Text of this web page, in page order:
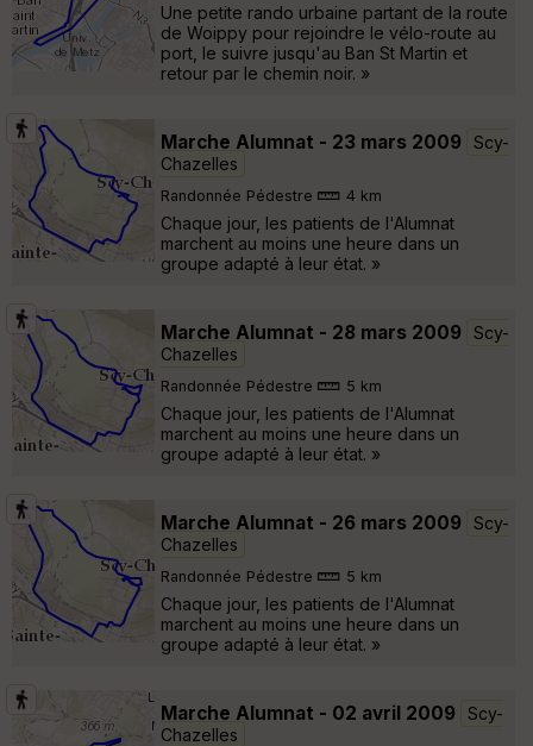
Une petite rando urbaine partant de la route
de Woippy pour rejoindre le vélo-route au
port, le suivre jusqu'au Ban St Martin et
retour par le chemin noir. »
Marche Alumnat - 23 mars 2009
Scy-
Chazelles
Randonnée Pédestre 4 km
Chaque jour, les patients de l'Alumnat
marchent au moins une heure dans un
groupe adapté à leur état. »
Marche Alumnat - 28 mars 2009
Scy-
Chazelles
Randonnée Pédestre 5 km
Chaque jour, les patients de l'Alumnat
marchent au moins une heure dans un
groupe adapté à leur état. »
Marche Alumnat - 26 mars 2009
Scy-
Chazelles
Randonnée Pédestre 5 km
Chaque jour, les patients de l'Alumnat
marchent au moins une heure dans un
groupe adapté à leur état. »
Marche Alumnat - 02 avril 2009
Scy-
Chazelles